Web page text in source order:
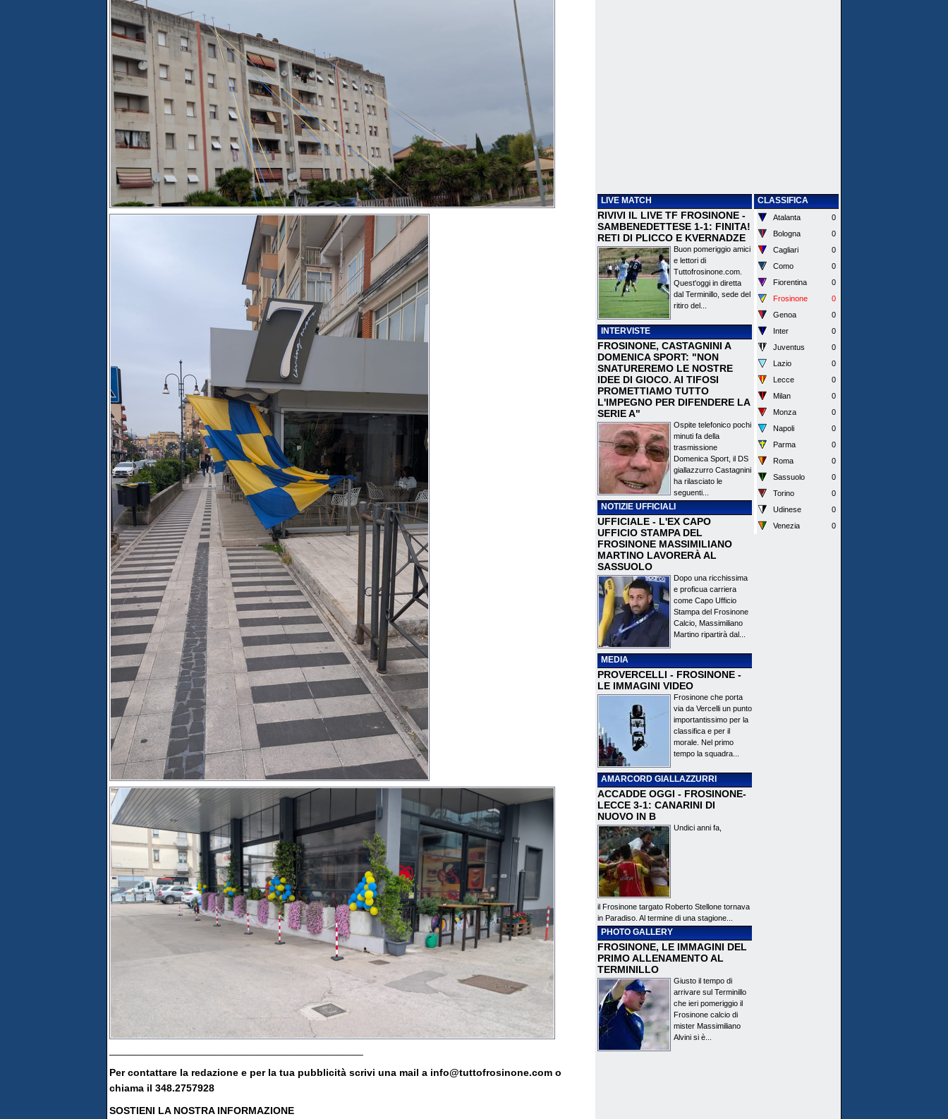
Per contattare la redazione e per la tua pubblicità scrivi una mail a info@tuttofrosinone.com o
chiama il 348.2757928
SOSTIENI LA NOSTRA INFORMAZIONE
LIVE MATCH
RIVIVI IL LIVE TF FROSINONE -
SAMBENEDETTESE 1-1: FINITA!
RETI DI PLICCO E KVERNADZE
Buon pomeriggio amici
e lettori di
Tuttofrosinone.com.
Quest'oggi in diretta
dal Terminillo, sede del
ritiro del...
INTERVISTE
FROSINONE, CASTAGNINI A
DOMENICA SPORT: "NON
SNATUREREMO LE NOSTRE
IDEE DI GIOCO. AI TIFOSI
PROMETTIAMO TUTTO
L'IMPEGNO PER DIFENDERE LA
SERIE A"
Ospite telefonico pochi
minuti fa della
trasmissione
Domenica Sport, il DS
giallazzurro Castagnini
ha rilasciato le
seguenti...
NOTIZIE UFFICIALI
UFFICIALE - L'EX CAPO
UFFICIO STAMPA DEL
FROSINONE MASSIMILIANO
MARTINO LAVORERÀ AL
SASSUOLO
Dopo una ricchissima
e proficua carriera
come Capo Ufficio
Stampa del Frosinone
Calcio, Massimiliano
Martino ripartirà dal...
MEDIA
PROVERCELLI - FROSINONE -
LE IMMAGINI VIDEO
Frosinone che porta
via da Vercelli un punto
importantissimo per la
classifica e per il
morale. Nel primo
tempo la squadra...
AMARCORD GIALLAZZURRI
ACCADDE OGGI - FROSINONE-
LECCE 3-1: CANARINI DI
NUOVO IN B
Undici anni fa,
il Frosinone targato Roberto Stellone tornava
in Paradiso. Al termine di una stagione...
PHOTO GALLERY
FROSINONE, LE IMMAGINI DEL
PRIMO ALLENAMENTO AL
TERMINILLO
Giusto il tempo di
arrivare sul Terminillo
che ieri pomeriggio il
Frosinone calcio di
mister Massimiliano
Alvini si è...
CLASSIFICA
Atalanta
0
Bologna
0
Cagliari
0
Como
0
Fiorentina
0
Frosinone
0
Genoa
0
Inter
0
Juventus
0
Lazio
0
Lecce
0
Milan
0
Monza
0
Napoli
0
Parma
0
Roma
0
Sassuolo
0
Torino
0
Udinese
0
Venezia
0